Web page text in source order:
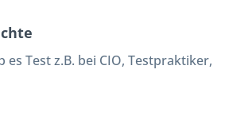
es Test z.B. bei CIO, Testpraktiker,